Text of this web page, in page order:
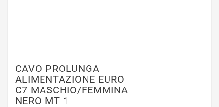
CAVO PROLUNGA
ALIMENTAZIONE EURO
C7 MASCHIO/FEMMINA
NERO MT 1